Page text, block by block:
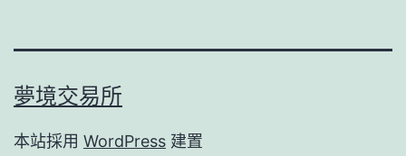
夢境交易所
本站採用 WordPress 建置